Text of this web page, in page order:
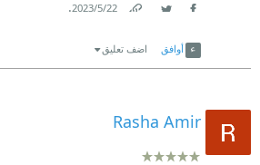
22‏/5‏/2023
.
أوافق اضف تعليق
Rasha Amir